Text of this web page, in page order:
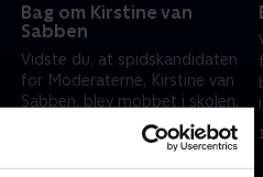
Bag om Kirstine van
Sabben
Vidste du, at spidskandidaten
for Moderaterne, Kirstine van
Sabben, blev mobbet i skolen,
og at hun var i tvivl om, hun
ville stille op til dette valg?
10. november 2025 • 30 min